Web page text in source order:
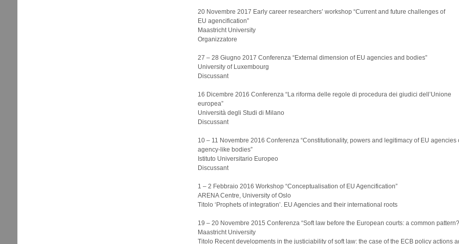
20 Novembre 2017 Early career researchers’ workshop “Current and future challenges of
EU agencification”
Maastricht University
Organizzatore
27 – 28 Giugno 2017 Conferenza “External dimension of EU agencies and bodies”
University of Luxembourg
Discussant
16 Dicembre 2016 Conferenza “La riforma delle regole di procedura dei giudici dell’Unione
europea”
Università degli Studi di Milano
Discussant
10 – 11 Novembre 2016 Conferenza “Constitutionality, powers and legitimacy of EU agencies
agency-like bodies”
Istituto Universitario Europeo
Discussant
1 – 2 Febbraio 2016 Workshop “Conceptualisation of EU Agencification”
ARENA Centre, University of Oslo
Titolo ‘Prophets of integration’. EU Agencies and their international roots
19 – 20 Novembre 2015 Conferenza “Soft law before the European courts: a common
Maastricht University
Titolo Recent developments in the justiciability of soft law: the case of the ECB policy actions